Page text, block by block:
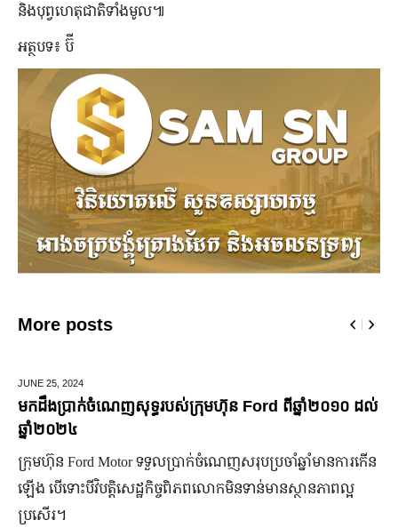
និងបុព្វហេតុជាតិទាំងមូល៕
អត្ថបទ៖ ប៊ី
More posts
MARCH 14,2025
មកស្គាល់ពីប្រេននៃ​ fashion គ្រឿងពេជ្ររបស់សេដ្ឋីនី ម៉ៅ
ចំណាន
មហាជន​ពិតជា​ស្គាល់​សេដ្ឋី​នី ម៉ៅ ចំណាន បាន​យ៉ាង​ច្បាស់​ទាំង​
កិត្តិយស កេរ្តិ៍ឈ្មោះ និង​ស្នាដៃ​ក្នុង​សង្គម។ សេដ្ឋី​នី​រូប​នេះ​ជា​មនុស្ស​
មិន​ប្រកាន់​ខ្លួន តែងតែ​ឱនលំទោន​ដាក់​អ្នក​ដទៃ​មុន​ជានិច្ច